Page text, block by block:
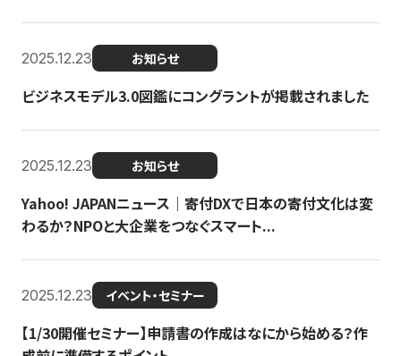
2025.12.23 お知らせ
ビジネスモデル3.0図鑑にコングラントが掲載されました
2025.12.23 お知らせ
Yahoo! JAPANニュース｜寄付DXで日本の寄付文化は変
わるか？NPOと大企業をつなぐスマート...
2025.12.23 イベント・セミナー
【1/30開催セミナー】申請書の作成はなにから始める？作